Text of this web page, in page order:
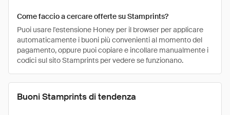
Come faccio a cercare offerte su Stamprints?
Puoi usare l'estensione Honey per il browser per applicare
automaticamente i buoni più convenienti al momento del
pagamento, oppure puoi copiare e incollare manualmente i
codici sul sito Stamprints per vedere se funzionano.
Buoni Stamprints di tendenza